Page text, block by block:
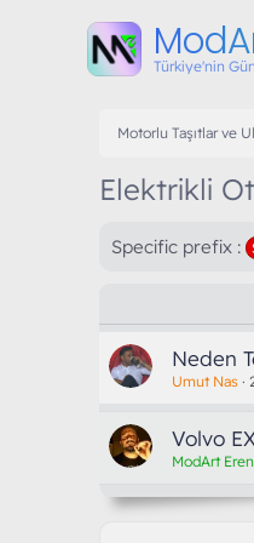
Türkiye'nin
Motorlu Taşıtlar ve
Elektrikli
Specific prefix :
Neden
Umut Nas
Volvo
ModArt Eren